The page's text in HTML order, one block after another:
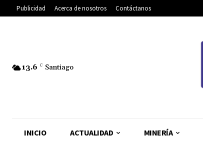
Publicidad Acerca de nosotros Contáctanos
13.6 C Santiago
INICIO ACTUALIDAD MINERÍA